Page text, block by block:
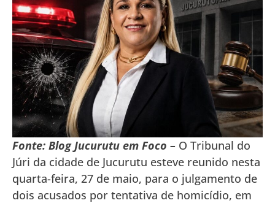
Fonte: Blog Jucurutu em Foco – O Tribunal do
Júri da cidade de Jucurutu esteve reunido nesta
quarta-feira, 27 de maio, para o julgamento de
dois acusados por tentativa de homicídio, em